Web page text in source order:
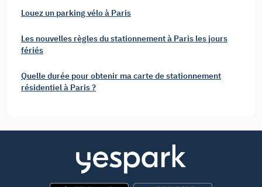
Louez un parking vélo à Paris
Les nouvelles règles du stationnement à Paris les jours
fériés
Quelle durée pour obtenir ma carte de stationnement
résidentiel à Paris ?